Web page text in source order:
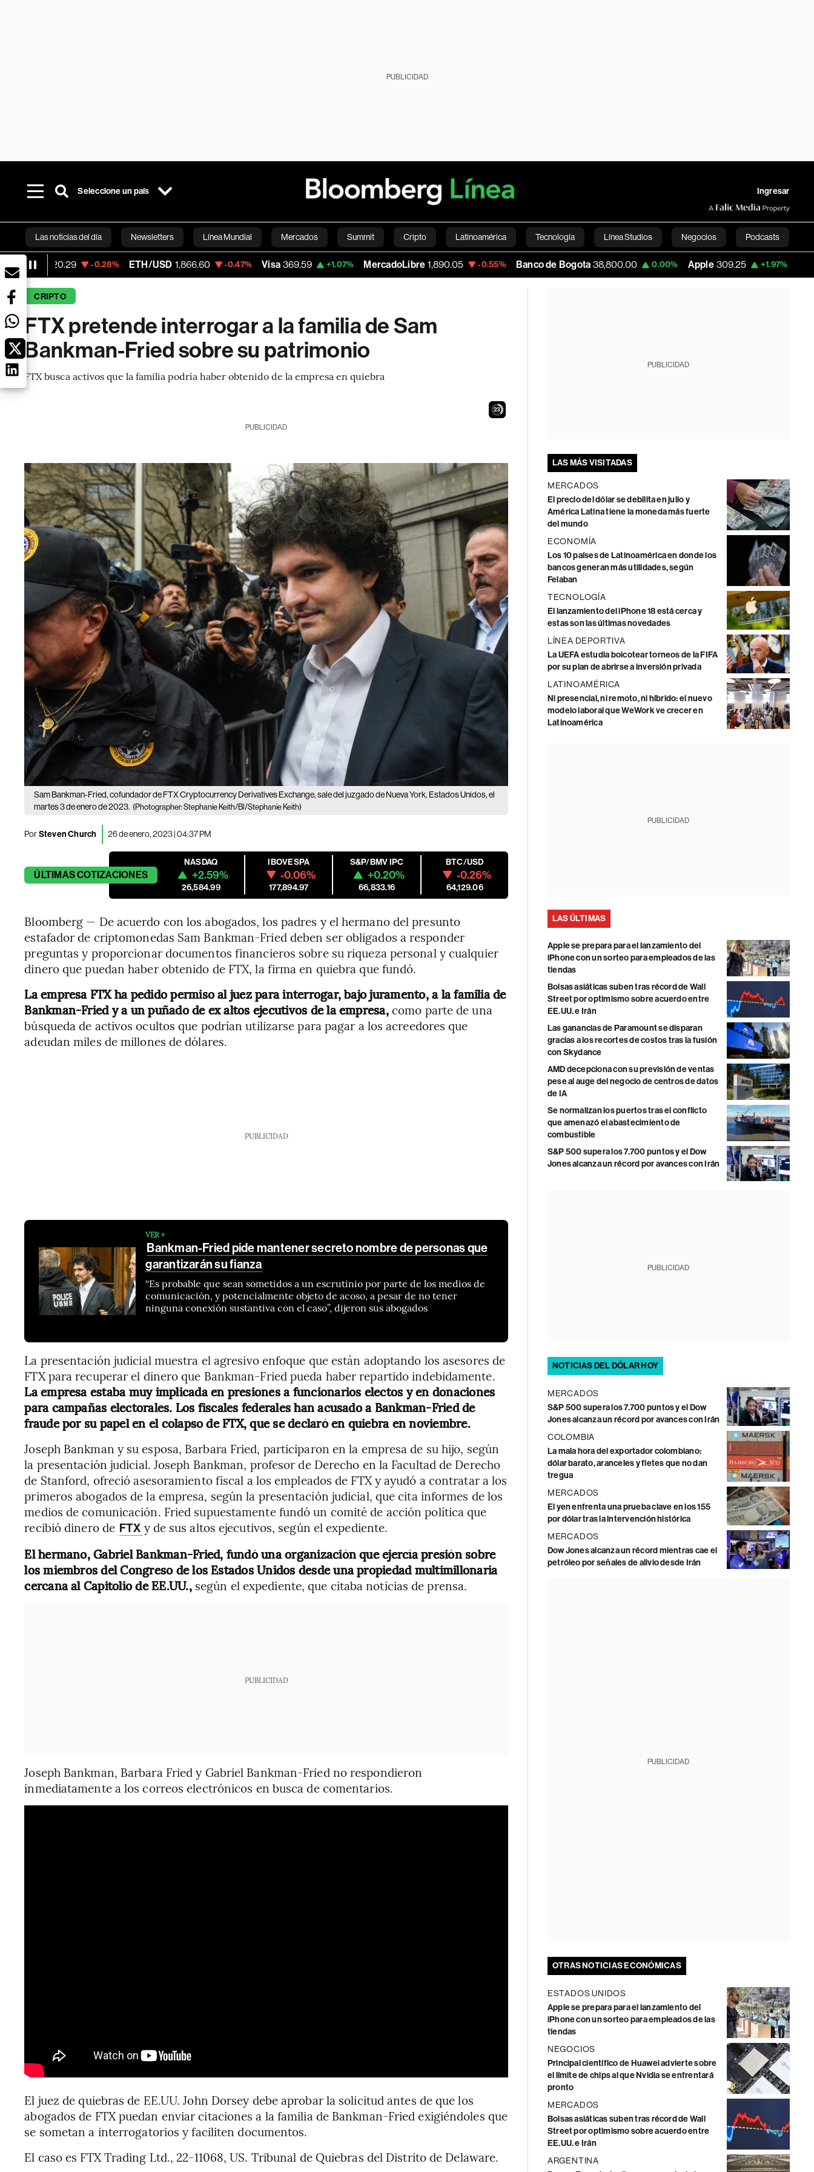
PUBLICIDAD
Seleccione un país Ingresar
Las noticias del día Newsletters Línea Mundial Mercados Summit Cripto Latinoamérica Tecnología Línea Studios Negocios Podcasts
Bloomberg Green Economía Estilo de vida Mundo Videos English
ETH/USD 1,866.60 -0.47% Visa 369.59 +1.07% MercadoLibre 1,890.05 -0.55% Banco de Bogota 38,800.00 0.00% Apple 309.25 +1.97% USD COP 3,195.99
CRIPTO
FTX pretende interrogar a la familia de Sam
Bankman-Fried sobre su patrimonio
FTX busca activos que la familia podría haber obtenido de la empresa en quiebra
21
PUBLICIDAD
Sam Bankman-Fried, cofundador de FTX Cryptocurrency Derivatives Exchange, sale del juzgado de Nueva York, Estados Unidos, el
martes 3 de enero de 2023. (Photographer: Stephanie Keith/Bl/Stephanie Keith)
PorSteven Church 26 de enero, 2023 | 04:37 PM
ÚLTIMASCOTIZACIONES
NASDAQ
+2.59%
26,584.99
IBOVESPA
-0.06%
177,894.97
S&P/BMV IPC
+0.20%
66,833.16
BTC/USD
-0.26%
64,129.06
Bloomberg — De acuerdo con los abogados, los padres y el hermano del presunto
estafador de criptomonedas Sam Bankman-Fried deben ser obligados a responder
preguntas y proporcionar documentos financieros sobre su riqueza personal y cualquier
dinero que puedan haber obtenido de FTX, la firma en quiebra que fundó.
La empresa FTX ha pedido permiso al juez para interrogar, bajo juramento, a la familia de
Bankman-Fried y a un puñado de ex altos ejecutivos de la empresa,como parte de una
búsqueda de activos ocultos que podrían utilizarse para pagar a los acreedores que
adeudan miles de millones de dólares.
PUBLICIDAD
VER +
Bankman-Fried pide mantener secreto nombre de personas que
garantizarán su fianza
“Es probable que sean sometidos a un escrutinio por parte de los medios de
comunicación, y potencialmente objeto de acoso, a pesar de no tener
ninguna conexión sustantiva con el caso”, dijeron sus abogados
La presentación judicial muestra el agresivo enfoque que están adoptando los asesores de
FTX para recuperar el dinero que Bankman-Fried pueda haber repartido indebidamente.
La empresa estaba muy implicada en presiones a funcionarios electos y en donaciones
para campañas electorales. Los fiscales federales han acusado a Bankman-Fried de
fraude por su papel en el colapso de FTX, que se declaró en quiebra en noviembre.
Joseph Bankman y su esposa, Barbara Fried, participaron en la empresa de su hijo, según
la presentación judicial. Joseph Bankman, profesor de Derecho en la Facultad de Derecho
de Stanford, ofreció asesoramiento fiscal a los empleados de FTX y ayudó a contratar a los
primeros abogados de la empresa, según la presentación judicial, que cita informes de los
medios de comunicación. Fried supuestamente fundó un comité de acción política que
recibió dinero de FTX y de sus altos ejecutivos, según el expediente.
El hermano, Gabriel Bankman-Fried, fundó una organización que ejercía presión sobre
los miembros del Congreso de los Estados Unidos desde una propiedad multimillonaria
cercana al Capitolio de EE.UU., según el expediente, que citaba noticias de prensa.
PUBLICIDAD
Joseph Bankman, Barbara Fried y Gabriel Bankman-Fried no respondieron
inmediatamente a los correos electrónicos en busca de comentarios.
El juez de quiebras de EE.UU. John Dorsey debe aprobar la solicitud antes de que los
abogados de FTX puedan enviar citaciones a la familia de Bankman-Fried exigiéndoles que
se sometan a interrogatorios y faciliten documentos.
El caso es FTX Trading Ltd., 22-11068, US. Tribunal de Quiebras del Distrito de Delaware.
PUBLICIDAD
LAS MÁS VISITADAS
MERCADOS
El precio del dólar se debilita en julio y
América Latina tiene la moneda más fuerte
del mundo
ECONOMÍA
Los 10 países de Latinoamérica en donde los
bancos generan más utilidades, según
Felaban
TECNOLOGÍA
El lanzamiento del iPhone 18 está cerca y
estas son las últimas novedades
LÍNEA DEPORTIVA
La UEFA estudia boicotear torneos de la FIFA
por su plan de abrirse a inversión privada
LATINOAMÉRICA
Ni presencial, ni remoto, ni híbrido: el nuevo
modelo laboral que WeWork ve crecer en
Latinoamérica
PUBLICIDAD
LAS ÚLTIMAS
Apple se prepara para el lanzamiento del
iPhone con un sorteo para empleados de las
tiendas
Bolsas asiáticas suben tras récord de Wall
Street por optimismo sobre acuerdo entre
EE.UU. e Irán
Las ganancias de Paramount se disparan
gracias a los recortes de costos tras la fusión
con Skydance
AMD decepciona con su previsión de ventas
pese al auge del negocio de centros de datos
de IA
Se normalizan los puertos tras el conflicto
que amenazó el abastecimiento de
combustible
S&P 500 supera los 7.700 puntos y el Dow
Jones alcanza un récord por avances con Irán
PUBLICIDAD
NOTICIAS DEL DÓLAR HOY
MERCADOS
S&P 500 supera los 7.700 puntos y el Dow
Jones alcanza un récord por avances con Irán
COLOMBIA
La mala hora del exportador colombiano:
dólar barato, aranceles y fletes que no dan
tregua
MERCADOS
El yen enfrenta una prueba clave en los 155
por dólar tras la intervención histórica
MERCADOS
Dow Jones alcanza un récord mientras cae el
petróleo por señales de alivio desde Irán
PUBLICIDAD
OTRAS NOTICIAS ECONÓMICAS
ESTADOS UNIDOS
Apple se prepara para el lanzamiento del
iPhone con un sorteo para empleados de las
tiendas
NEGOCIOS
Principal científico de Huawei advierte sobre
el límite de chips al que Nvidia se enfrentará
pronto
MERCADOS
Bolsas asiáticas suben tras récord de Wall
Street por optimismo sobre acuerdo entre
EE.UU. e Irán
ARGENTINA